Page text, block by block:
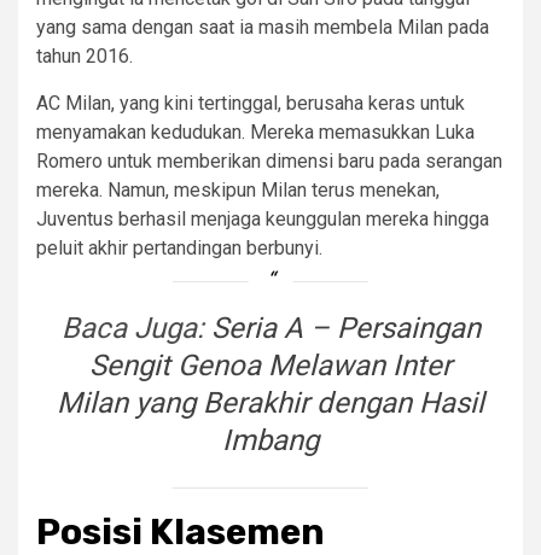
yang sama dengan saat ia masih membela Milan pada
tahun 2016.
AC Milan, yang kini tertinggal, berusaha keras untuk
menyamakan kedudukan. Mereka memasukkan Luka
Romero untuk memberikan dimensi baru pada serangan
mereka. Namun, meskipun Milan terus menekan,
Juventus berhasil menjaga keunggulan mereka hingga
peluit akhir pertandingan berbunyi.
Baca Juga: Seria A – Persaingan
Sengit Genoa Melawan Inter
Milan yang Berakhir dengan Hasil
Imbang
Posisi Klasemen